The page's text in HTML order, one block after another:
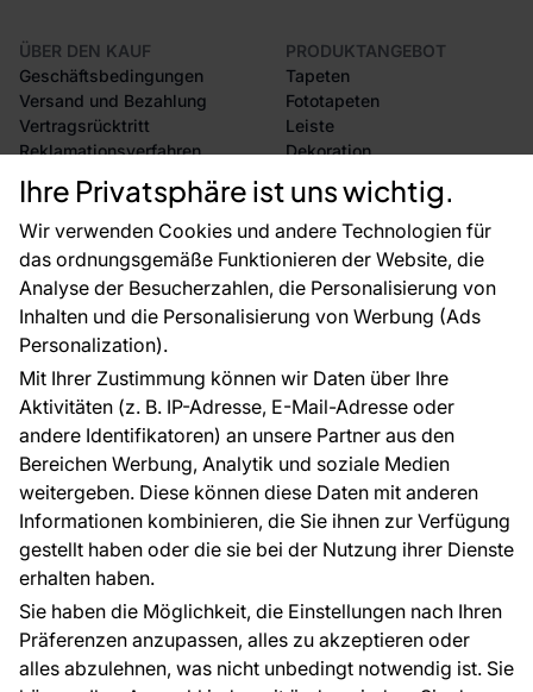
Ihre Privatsphäre ist uns wichtig.
Wir verwenden Cookies und andere Technologien für
das ordnungsgemäße Funktionieren der Website, die
Analyse der Besucherzahlen, die Personalisierung von
Inhalten und die Personalisierung von Werbung (Ads
Personalization).
Mit Ihrer Zustimmung können wir Daten über Ihre
Aktivitäten (z. B. IP-Adresse, E-Mail-Adresse oder
andere Identifikatoren) an unsere Partner aus den
Bereichen Werbung, Analytik und soziale Medien
weitergeben. Diese können diese Daten mit anderen
Informationen kombinieren, die Sie ihnen zur Verfügung
gestellt haben oder die sie bei der Nutzung ihrer Dienste
erhalten haben.
Sie haben die Möglichkeit, die Einstellungen nach Ihren
Präferenzen anzupassen, alles zu akzeptieren oder
alles abzulehnen, was nicht unbedingt notwendig ist. Sie
ÜBER DEN KAUF
Geschäftsbedingungen
Versand und Bezahlung
Vertragsrücktritt
Reklamationsverfahren
Rücksendung von Waren
CE-Zertifizierung
Großhandel
Raumvisualisierung
PRODUKTANGEBOT
Tapeten
Fototapeten
Leiste
Dekoration
Selbstklebende Folien
Zubehör
Tapetenmuster
FÜR SIE
Blog
EU-Projekte
Ratschläge und Tipps
FAQ
ÜBER DAS UNTERNEHMEN
Kontakt
Haben Sie Fragen? Wir helfen Ihnen gerne weiter
und beraten Sie persönlich.
+49 781 95633072
service@tapeteneshop.de